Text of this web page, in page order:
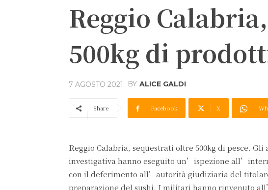
Reggio
500kg di
7 AGOSTO 2021 BY ALICE GALDI
Share Facebook X
Reggio Calabria, sequestrati oltre 500kg di pesce.
investigativa hanno eseguito un’ispezione
con il deferimento all’autorità giudiziaria del
preparazione del sushi. I militari hanno rinvenuto